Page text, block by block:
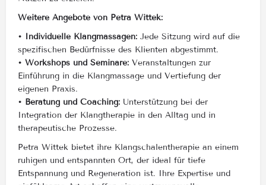
Weitere Angebote von Petra Wittek:
• Individuelle Klangmassagen: Jede Sitzung wird auf die
spezifischen Bedürfnisse des Klienten abgestimmt.
• Workshops und Seminare: Veranstaltungen zur
Einführung in die Klangmassage und Vertiefung der
eigenen Praxis.
• Beratung und Coaching: Unterstützung bei der
Integration der Klangtherapie in den Alltag und in
therapeutische Prozesse.
Petra Wittek bietet ihre Klangschalentherapie an einem
ruhigen und entspannten Ort, der ideal für tiefe
Entspannung und Regeneration ist. Ihre Expertise und